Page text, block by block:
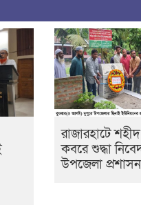
রাজারহাটে
কবরে শুদ্ধা
উপজেলা প্রশাসন